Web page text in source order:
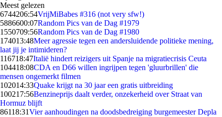
Meest gelezen
6744206:54VrijMiBabes #316 (not very sfw!)
5886600:07Random Pics van de Dag #1979
1550709:56Random Pics van de Dag #1980
174013:48Meer agressie tegen een andersluidende politieke mening,
laat jij je intimideren?
116718:47Italië hindert reizigers uit Spanje na migratiecrisis Ceuta
104418:08CDA en D66 willen ingrijpen tegen 'gluurbrillen' die
mensen ongemerkt filmen
102014:33Quake krijgt na 30 jaar een gratis uitbreiding
100217:56Benzineprijs daalt verder, onzekerheid over Straat van
Hormuz blijft
86118:31Vier aanhoudingen na doodsbedreiging burgemeester Depla